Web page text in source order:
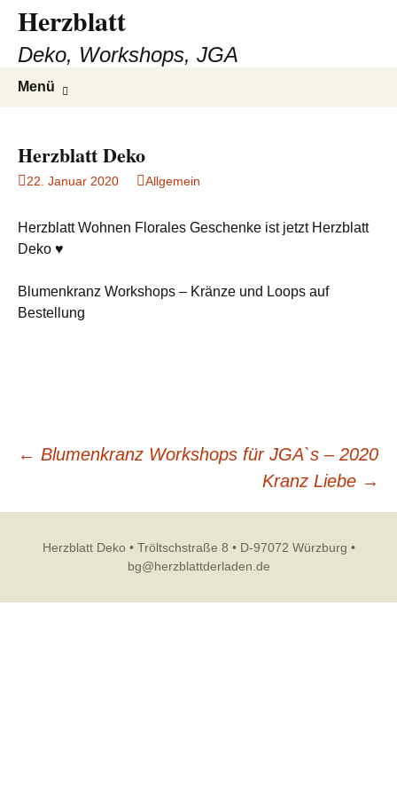
Herzblatt
Deko, Workshops, JGA
Menü
Herzblatt Deko
22. Januar 2020 Allgemein
Herzblatt Wohnen Florales Geschenke ist jetzt Herzblatt
Deko ♥
Blumenkranz Workshops – Kränze und Loops auf
Bestellung
Beitragsnavigation
← Blumenkranz Workshops für JGA`s – 2020
Kranz Liebe →
Herzblatt Deko • Tröltschstraße 8 • D-97072 Würzburg •
bg@herzblattderladen.de